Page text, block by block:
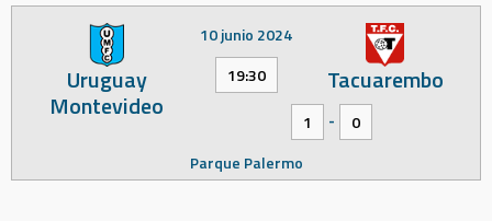
Uruguay
Montevideo
Tacuarembo
10 junio 2024
19:30
1 -
0
Parque Palermo